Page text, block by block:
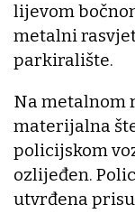
lijevom
metalni
parkiralište.
Na metalnom
materijalna
policijskom
ozlijeđen.
utvrđena